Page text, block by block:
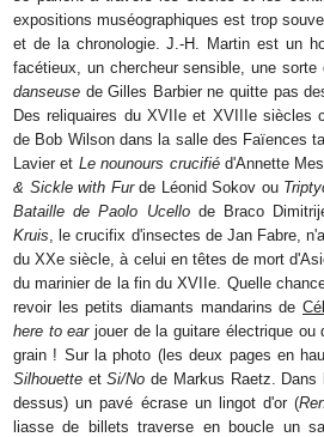
expositions muséographiques est trop
et de la chronologie. J.-H. Martin est un
facétieux, un chercheur sensible, une
danseuse de Gilles Barbier ne quitte pas
Des reliquaires du XVIIe et XVIIIe siècles
de Bob Wilson dans la salle des Faïences
Lavier et Le nounours crucifiéd'Annette
& Sickle with Furde Léonid Sokov ou
Bataille de Paolo Ucellode Braco
Kruis , le crucifix d'insectes de Jan Fabre,
du XXe siècle, à celui en têtes de mort
du marinier de la fin du XVIIe. Quelle
revoir les petits diamants mandarins de
here to earjouer de la guitare électrique ou
grain ! Sur la photo (les deux pages en
Silhouette etSi/No de Markus Raetz.
dessus) un pavé écrase un lingot d'or (
liasse de billets traverse en boucle un